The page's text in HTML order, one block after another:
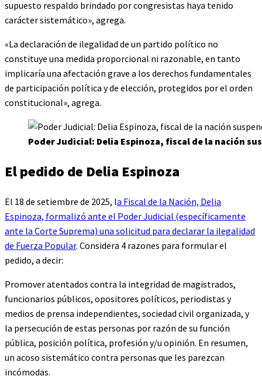
supuesto respaldo brindado por congresistas haya tenido
carácter sistemático», agrega.
«La declaración de ilegalidad de un partido político no
constituye una medida proporcional ni razonable, en tanto
implicaría una afectación grave a los derechos fundamentales
de participación política y de elección, protegidos por el orden
constitucional», agrega.
Poder Judicial: Delia Espinoza, fiscal de la nación
El pedido de Delia Espinoza
El 18 de setiembre de 2025, la Fiscal de la Nación, Delia
Espinoza, formalizó ante el Poder Judicial (específicamente
ante la Corte Suprema) una solicitud para declarar la ilegalidad
de Fuerza Popular. Considera 4 razones para formular el
pedido, a decir:
Promover atentados contra la integridad de magistrados,
funcionarios públicos, opositores políticos, periodistas y
medios de prensa independientes, sociedad civil organizada, y
la persecución de estas personas por razón de su función
pública, posición política, profesión y/u opinión. En resumen,
un acoso sistemático contra personas que les parezcan
incómodas.